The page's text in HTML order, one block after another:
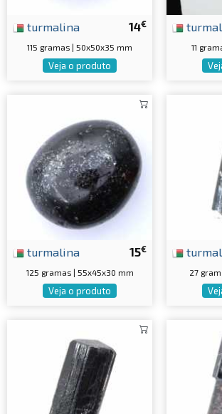
14€
turmalina
115 gramas | 50x50x35 mm
Veja o produto
11
15€
turmalina
125 gramas | 55x45x30 mm
Veja o produto
27